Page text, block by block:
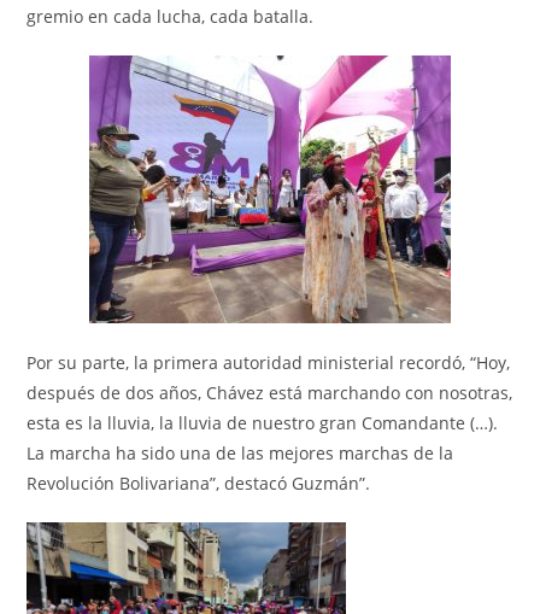
gremio en cada lucha, cada batalla.
Por su parte, la primera autoridad ministerial recordó, “Hoy,
después de dos años, Chávez está marchando con nosotras,
esta es la lluvia, la lluvia de nuestro gran Comandante (…).
La marcha ha sido una de las mejores marchas de la
Revolución Bolivariana”, destacó Guzmán”.